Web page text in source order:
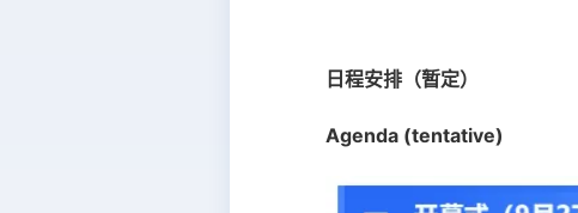
日程安排（暂定）
Agenda (tentative)